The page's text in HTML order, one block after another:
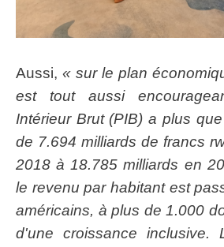
Aussi, « sur le plan
est tout aussi
Intérieur Brut (PIB) a plus
de 7.694 milliards de francs
2018 à 18.785 milliards en
le revenu par habitant est
américains, à plus de 1.000
d'une croissance inclusive.